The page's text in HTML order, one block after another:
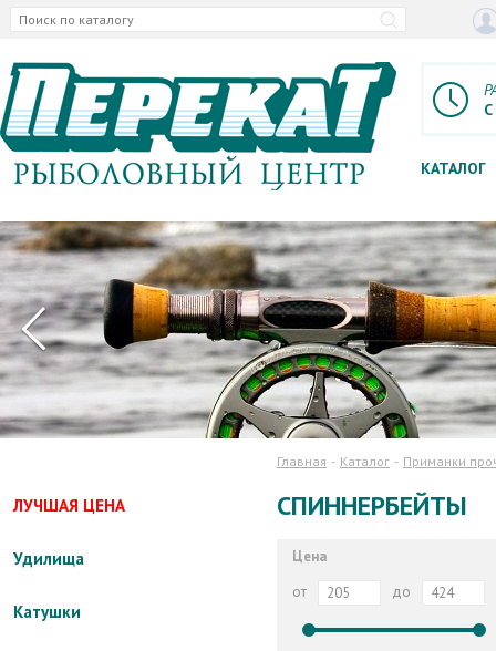
КАТАЛОГ
ЛУЧШАЯ ЦЕНА
Удилища
Катушки
Главная Каталог Приманки
СПИННЕРБЕЙТЫ
Цена
от
до